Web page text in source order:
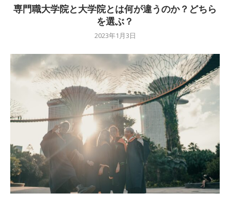
専門職大学院と大学院とは何が違うのか？どちら
を選ぶ？
2023年1月3日